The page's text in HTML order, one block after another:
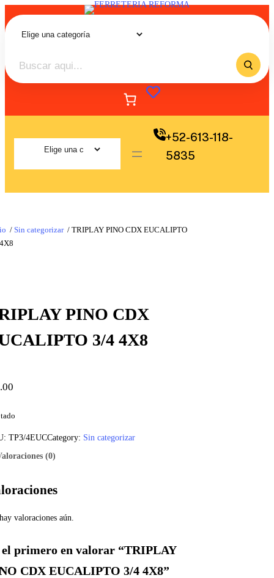
+52-613-118-
5835
/ Sin categorizar / TRIPLAY PINO CDX EUCALIPTO
PINO CDX
3/4 4X8
TP3/4EUCCategory: Sin categorizar
(0)
valoraciones aún.
el primero en valorar “TRIPLAY
CDX EUCALIPTO 3/4 4X8”